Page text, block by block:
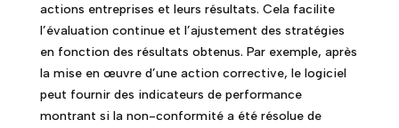
actions entreprises et leurs résultats. Cela facilite
l’évaluation continue et l’ajustement des stratégies
en fonction des résultats obtenus. Par exemple, après
la mise en œuvre d’une action corrective, le logiciel
peut fournir des indicateurs de performance
montrant si la non-conformité a été résolue de